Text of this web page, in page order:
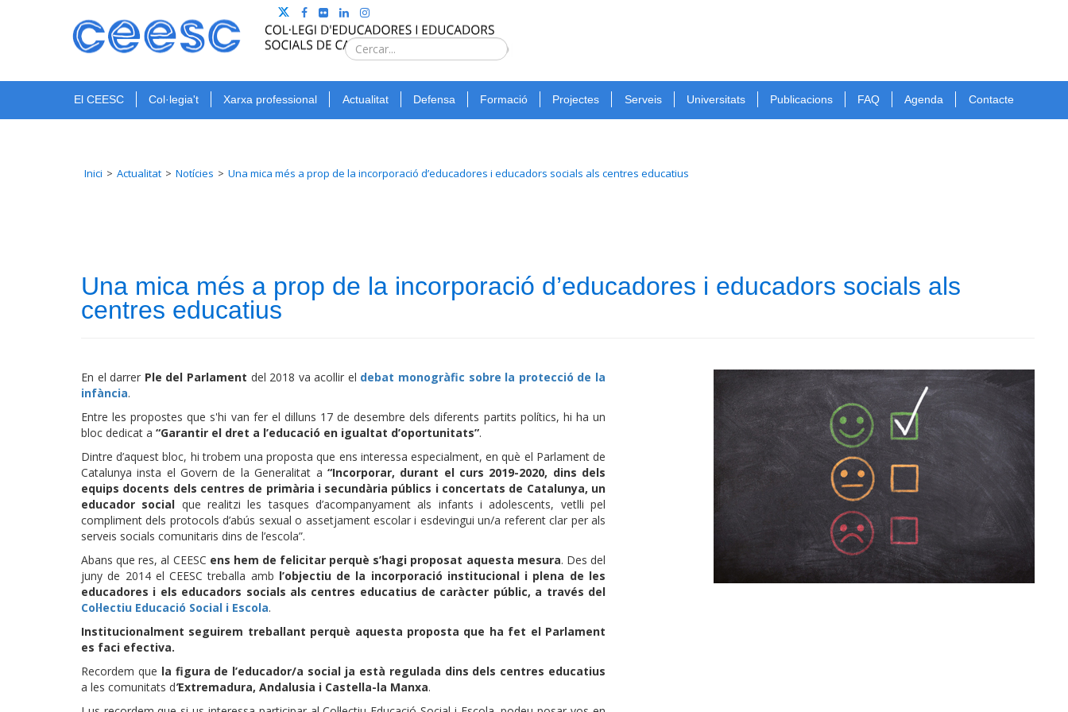
Type 2 or
for
results.
Cerca
El CEESC Col·legia't Xarxa professional Actualitat Defensa Formació Projectes Serveis Universitats Publicacions FAQ Agenda Contacte
Inici Actualitat Notícies Una mica més a prop de la incorporació d’educadores i educadors socials als centres educatius
Una mica més a prop de la incorporació d’educadores i educadors socials als
centres educatius
En el darrer Ple del Parlament del 2018 va acollir el debat monogràfic sobre la protecció de la
infància.
Entre les propostes que s'hi van fer el dilluns 17 de desembre dels diferents partits polítics, hi ha un
bloc dedicat a “Garantir el dret a l’educació en igualtat d’oportunitats”.
Dintre d’aquest bloc, hi trobem una proposta que ens interessa especialment, en què el Parlament de
Catalunya insta el Govern de la Generalitat a “Incorporar, durant el curs 2019-2020, dins dels
equips docents dels centres de primària i secundària públics i concertats de Catalunya, un
educador social que realitzi les tasques d’acompanyament als infants i adolescents, vetlli pel
compliment dels protocols d’abús sexual o assetjament escolar i esdevingui un/a referent clar per als
serveis socials comunitaris dins de l’escola”.
Abans que res, al CEESC ens hem de felicitar perquè s’hagi proposat aquesta mesura. Des del
juny de 2014 el CEESC treballa amb l’objectiu de la incorporació institucional i plena de les
educadores i els educadors socials als centres educatius de caràcter públic, a través del
Col·lectiu Educació Social i Escola.
Institucionalment seguirem treballant perquè aquesta proposta que ha fet el Parlament
es faci efectiva.
Recordem que la figura de l’educador/a social ja està regulada dins dels centres educatius
a les comunitats d’Extremadura, Andalusia i Castella-la Manxa.